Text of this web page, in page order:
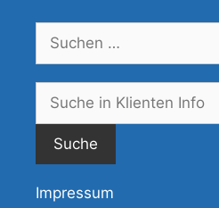
Suchen
nach:
Impressum